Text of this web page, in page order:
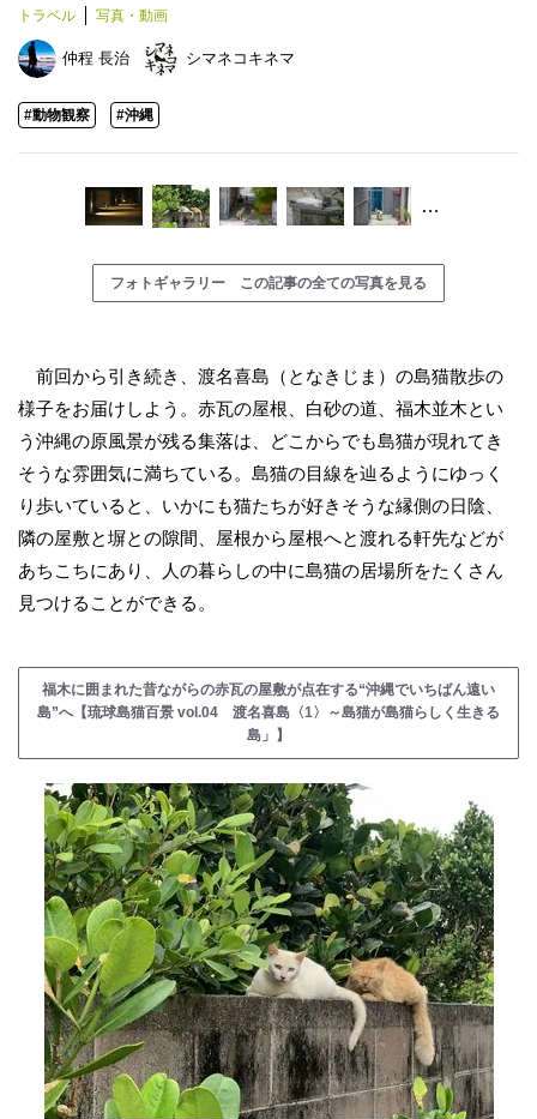
トラベル 写真・動画
仲程 長治 シマネコキネマ
#動物観察 #沖縄
…
フォトギャラリー この記事の全ての写真を見る
前回から引き続き、渡名喜島（となきじま）の島猫散歩の
様子をお届けしよう。赤瓦の屋根、白砂の道、福木並木とい
う沖縄の原風景が残る集落は、どこからでも島猫が現れてき
そうな雰囲気に満ちている。島猫の目線を辿るようにゆっく
り歩いていると、いかにも猫たちが好きそうな縁側の日陰、
隣の屋敷と塀との隙間、屋根から屋根へと渡れる軒先などが
あちこちにあり、人の暮らしの中に島猫の居場所をたくさん
見つけることができる。
福木に囲まれた昔ながらの赤瓦の屋敷が点在する“沖縄でいちばん遠い
島”へ【琉球島猫百景 vol.04 渡名喜島〈1〉～島猫が島猫らしく生きる
島」】